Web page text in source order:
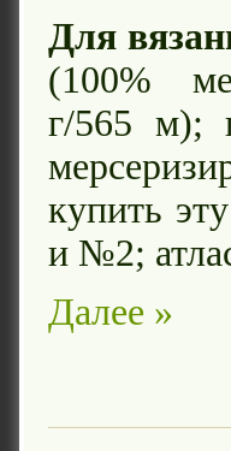
Для
(100%
г/565 м);
купить
и №2;
Далее »